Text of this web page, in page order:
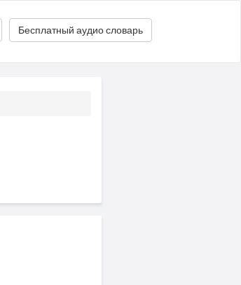
Бесплатный аудио словарь